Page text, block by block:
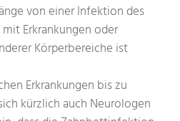
von einer Infektion des
Erkrankungen oder
Körperbereiche ist
Erkrankungen bis zu
kürzlich auch Neurologen